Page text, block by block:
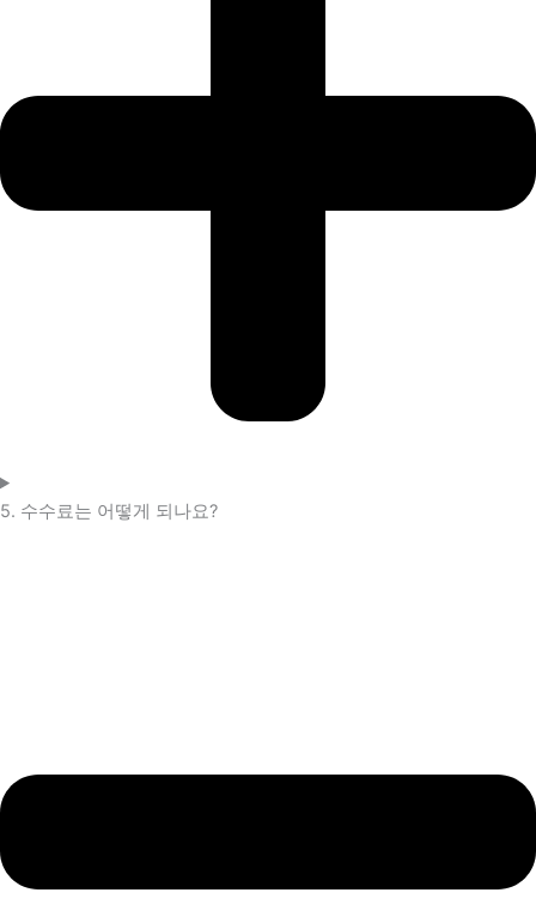
5. 수수료는 어떻게 되나요?